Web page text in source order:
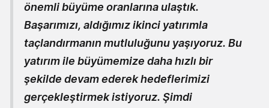
önemli büyüme oranlarına ulaştık.
Başarımızı, aldığımız ikinci yatırımla
taçlandırmanın mutluluğunu yaşıyoruz. Bu
yatırım ile büyümemize daha hızlı bir
şekilde devam ederek hedeflerimizi
gerçekleştirmek istiyoruz. Şimdi